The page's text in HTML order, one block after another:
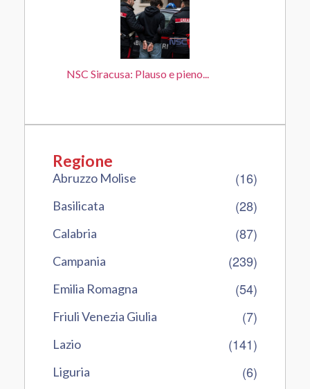
NSC Siracusa: Plauso e pieno...
Regione
Abruzzo Molise (16)
Basilicata (28)
Calabria (87)
Campania (239)
Emilia Romagna (54)
Friuli Venezia Giulia (7)
Lazio (141)
Liguria (6)